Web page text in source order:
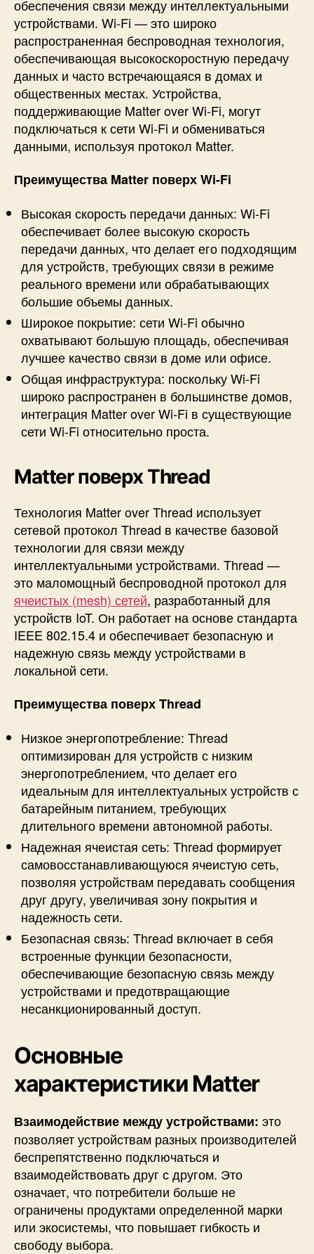
обеспечения связи между интеллектуальными
устройствами. Wi-Fi — это широко
распространенная беспроводная технология,
обеспечивающая высокоскоростную передачу
данных и часто встречающаяся в домах и
общественных местах. Устройства,
поддерживающие Matter over Wi-Fi, могут
подключаться к сети Wi-Fi и обмениваться
данными, используя протокол Matter.
Преимущества Matter поверхWi-Fi
Высокая скорость передачи данных: Wi-Fi
обеспечивает более высокую скорость
передачи данных, что делает его подходящим
для устройств, требующих связи в режиме
реального времени или обрабатывающих
большие объемы данных.
Широкое покрытие: сети Wi-Fi обычно
охватывают большую площадь, обеспечивая
лучшее качество связи в доме или офисе.
Общая инфраструктура: поскольку Wi-Fi
широко распространен в большинстве домов,
интеграция Matter over Wi-Fi в существующие
сети Wi-Fi относительно проста.
Matter поверх Thread
Технология Matter over Thread использует
сетевой протокол Thread в качестве базовой
технологии для связи между
интеллектуальными устройствами. Thread —
это маломощный беспроводной протокол для
ячеистых (mesh) сетей, разработанный для
устройств IoT. Он работает на основе стандарта
IEEE 802.15.4 и обеспечивает безопасную и
надежную связь между устройствами в
локальной сети.
Преимущества поверх Thread
Низкое энергопотребление: Thread
оптимизирован для устройств с низким
энергопотреблением, что делает его
идеальным для интеллектуальных устройств с
батарейным питанием, требующих
длительного времени автономной работы.
Надежная ячеистая сеть: Thread формирует
самовосстанавливающуюся ячеистую сеть,
позволяя устройствам передавать сообщения
друг другу, увеличивая зону покрытия и
надежность сети.
Безопасная связь: Thread включает в себя
встроенные функции безопасности,
обеспечивающие безопасную связь между
устройствами и предотвращающие
несанкционированный доступ.
Основные
характеристики Matter
Взаимодействие между устройствами: это
позволяет устройствам разных производителей
беспрепятственно подключаться и
взаимодействовать друг с другом. Это
означает, что потребители больше не
ограничены продуктами определенной марки
или экосистемы, что повышает гибкость и
свободу выбора.